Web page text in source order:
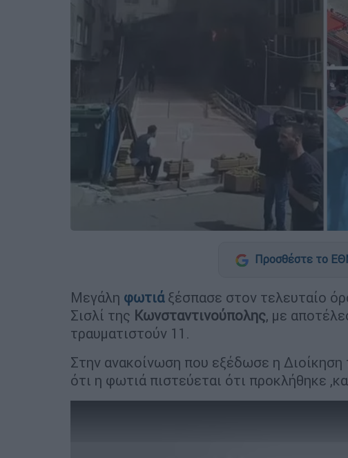
Προσθέστε το
Μεγάλη φωτιά ξέσπασε στον τελευταίο
Σισλί της Κωνσταντινούπολης, με
τραυματιστούν 11.
Στην ανακοίνωση που εξέδωσε η Διοίκηση
ότι η φωτιά πιστεύεται ότι προκλήθηκε